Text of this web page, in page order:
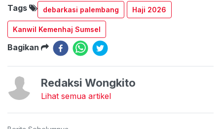
Tags
debarkasi palembang Haji 2026
Kanwil Kemenhaj Sumsel
Bagikan
Redaksi Wongkito
Lihat semua artikel